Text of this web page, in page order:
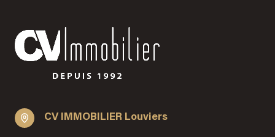
CV IMMOBILIER Louviers